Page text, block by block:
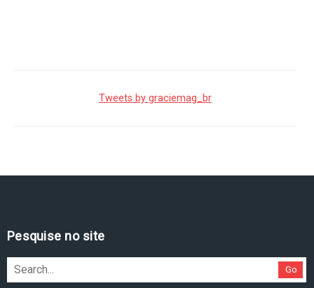
Tweets by graciemag_br
Pesquise no site
Go